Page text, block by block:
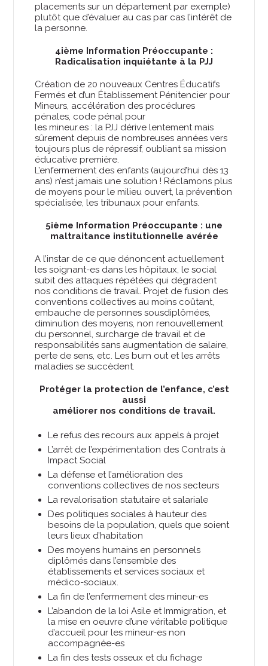
placements sur un département par exemple)
plutôt que d’évaluer au cas par cas l’intérêt de
la personne.
4ième Information Préoccupante :
Radicalisation inquiétante à la PJJ
Création de 20 nouveaux Centres Éducatifs
Fermés et d’un Établissement Pénitencier pour
Mineurs, accélération des procédures
pénales, code pénal pour
les mineur.es : la PJJ dérive lentement mais
sûrement depuis de nombreuses années vers
toujours plus de répressif, oubliant sa mission
éducative première.
L’enfermement des enfants (aujourd’hui dès 13
ans) n’est jamais une solution ! Réclamons plus
de moyens pour le milieu ouvert, la prévention
spécialisée, les tribunaux pour enfants.
5ième Information Préoccupante : une
maltraitance institutionnelle avérée
A l’instar de ce que dénoncent actuellement
les soignant-es dans les hôpitaux, le social
subit des attaques répétées qui dégradent
nos conditions de travail. Projet de fusion des
conventions collectives au moins coûtant,
embauche de personnes sousdiplômées,
diminution des moyens, non renouvellement
du personnel, surcharge de travail et de
responsabilités sans augmentation de salaire,
perte de sens, etc. Les burn out et les arrêts
maladies se succèdent.
Protéger la protection de l’enfance, c’est
aussi
améliorer nos conditions de travail.
Le refus des recours aux appels à projet
L’arrêt de l’expérimentation des Contrats à
Impact Social
La défense et l’amélioration des
conventions collectives de nos secteurs
La revalorisation statutaire et salariale
Des politiques sociales à hauteur des
besoins de la population, quels que soient
leurs lieux d’habitation
Des moyens humains en personnels
diplômés dans l’ensemble des
établissements et services sociaux et
médico-sociaux.
La fin de l’enfermement des mineur-es
L’abandon de la loi Asile et Immigration, et
la mise en oeuvre d’une véritable politique
d’accueil pour les mineur-es non
accompagnée-es
La fin des tests osseux et du fichage